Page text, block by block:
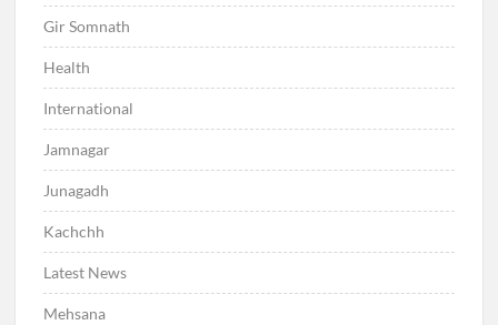
Gir Somnath
Health
International
Jamnagar
Junagadh
Kachchh
Latest News
Mehsana